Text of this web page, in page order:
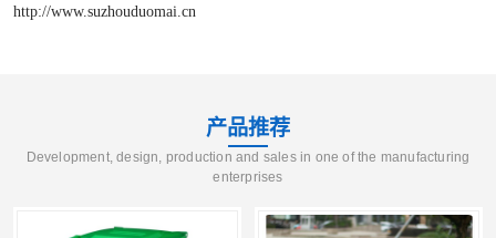
http://www.suzhouduomai.cn
产品推荐
Development, design, production and sales in one of the manufacturing
enterprises